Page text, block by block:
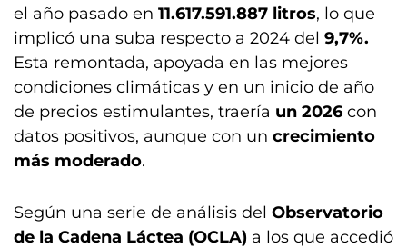
el año pasado en 11.617.591.887 litros, lo que
implicó una suba respecto a 2024 del 9,7%.
Esta remontada, apoyada en las mejores
condiciones climáticas y en un inicio de año
de precios estimulantes, traería un 2026 con
datos positivos, aunque con un crecimiento
más moderado.
Según una serie de análisis del Observatorio
de la Cadena Láctea (OCLA) a los que accedió